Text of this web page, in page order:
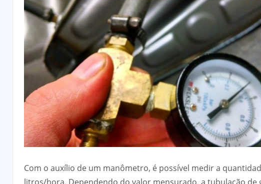
Com o auxílio de um manômetro, é possível medir a